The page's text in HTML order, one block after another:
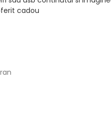
cadou